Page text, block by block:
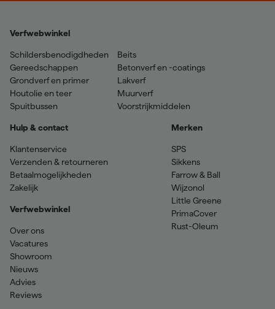
Verfwebwinkel
Schildersbenodigdheden
Gereedschappen
Grondverf en primer
Houtolie en teer
Spuitbussen
Beits
Betonverf en -coatings
Lakverf
Muurverf
Voorstrijkmiddelen
Hulp & contact
Klantenservice
Verzenden & retourneren
Betaalmogelijkheden
Zakelijk
Verfwebwinkel
Over ons
Vacatures
Showroom
Nieuws
Advies
Reviews
Merken
SPS
Sikkens
Farrow & Ball
Wijzonol
Little Greene
PrimaCover
Rust-Oleum